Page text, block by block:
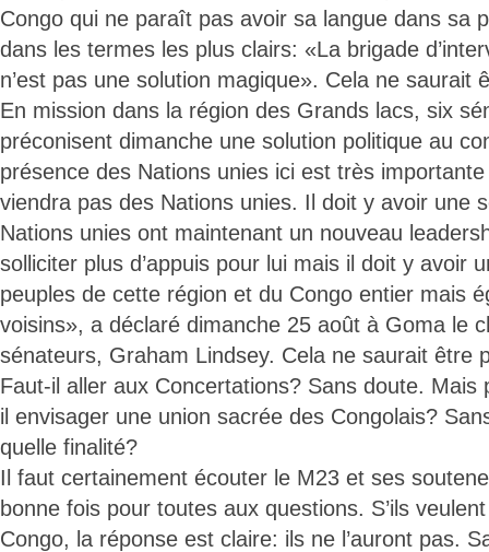
Congo qui ne paraît pas avoir sa langue dans sa
dans les termes les plus clairs: «La brigade
n’est pas une solution magique». Cela ne saurait
En mission dans la région des Grands lacs, six
préconisent dimanche une solution politique au
présence des Nations unies ici est très
viendra pas des Nations unies. Il doit y avoir une
Nations unies ont maintenant un nouveau
solliciter plus d’appuis pour lui mais il doit y avoir
peuples de cette région et du Congo entier mais
voisins», a déclaré dimanche 25 août à Goma le
sénateurs, Graham Lindsey. Cela ne saurait être
Faut-il aller aux Concertations? Sans doute. Mais
il envisager une union sacrée des Congolais?
quelle finalité?
Il faut certainement écouter le M23 et ses
bonne fois pour toutes aux questions. S’ils
Congo, la réponse est claire: ils ne l’auront pas.